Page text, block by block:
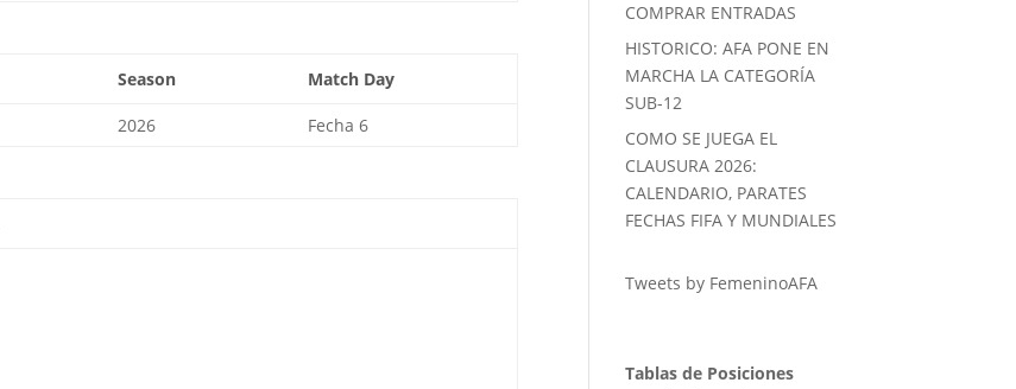
Season Match Day
2026 Fecha 6
COMPRAR ENTRADAS
HISTORICO: AFA PONE EN
MARCHA LA CATEGORÍA
SUB-12
COMO SE JUEGA EL
CLAUSURA 2026:
CALENDARIO, PARATES
FECHAS FIFA Y MUNDIALES
Tweets by FemeninoAFA
Tablas de Posiciones